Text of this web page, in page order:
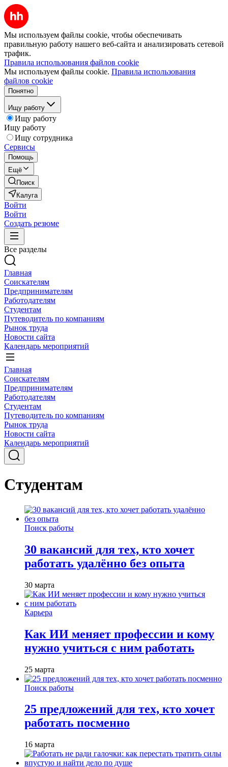
Мы используем файлы cookie, чтобы обеспечивать
правильную работу нашего веб-сайта и анализировать сетевой
трафик.
Правила использования файлов cookie
Мы используем файлы cookie. Правила использования
файлов cookie
Понятно
Ищу работу
Ищу работу
Ищу работу
Ищу сотрудника
Сервисы
Помощь
Ещё
Поиск
Калуга
Войти
Войти
Создать резюме
Все разделы
Главная
Соискателям
Предпринимателям
Работодателям
Студентам
Путеводитель по компаниям
Рынок труда
Новости сайта
Календарь мероприятий
Главная
Соискателям
Предпринимателям
Работодателям
Студентам
Путеводитель по компаниям
Рынок труда
Новости сайта
Календарь мероприятий
Студентам
Поиск работы
30 вакансий для тех, кто хочет
работать удалённо без опыта
30 марта
Карьера
Как ИИ меняет профессии и кому
нужно учиться с ним работать
25 марта
Поиск работы
25 предложений для тех, кто хочет
работать посменно
16 марта